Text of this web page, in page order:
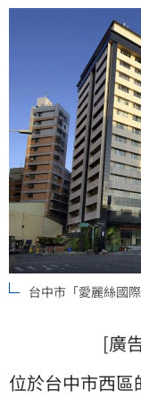
台中市「愛麗絲國
[廣
位於台中市西